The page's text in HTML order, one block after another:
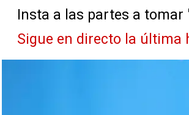
Insta a las partes a
Sigue en directo la última